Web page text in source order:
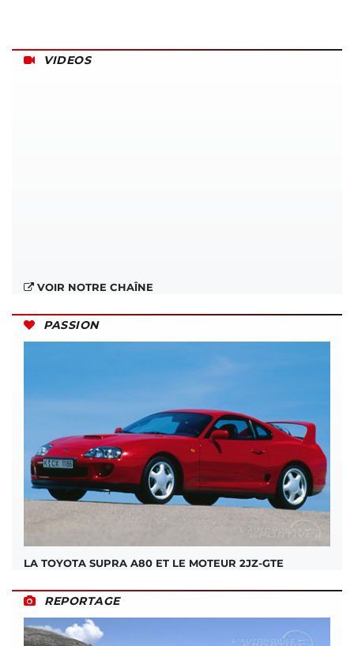
VIDEOS
VOIR NOTRE CHAÎNE
PASSION
LA TOYOTA SUPRA A80 ET LE MOTEUR 2JZ-GTE
REPORTAGE